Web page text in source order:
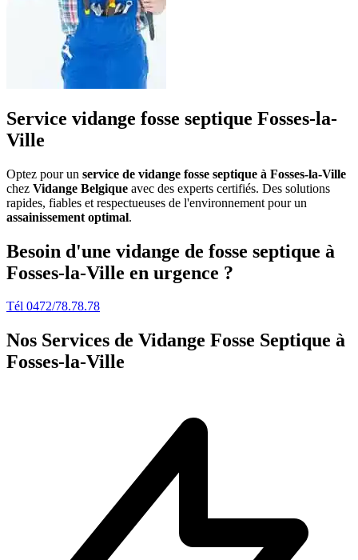
Service vidange fosse septique Fosses-la-
Ville
Optez pour un service de vidange fosse septique à Fosses-la-Ville
chez Vidange Belgique avec des experts certifiés. Des solutions
rapides, fiables et respectueuses de l'environnement pour un
assainissement optimal.
Besoin d'une vidange de fosse septique à
Fosses-la-Ville en urgence ?
Tél 0472/78.78.78
Nos Services de Vidange Fosse Septique à
Fosses-la-Ville